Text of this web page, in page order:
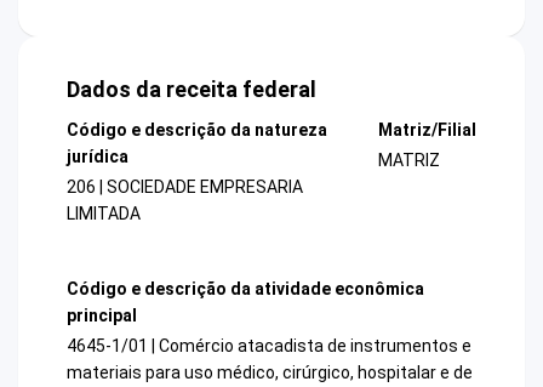
Dados da receita federal
Código e descrição da natureza
jurídica
206 | SOCIEDADE EMPRESARIA
LIMITADA
Matriz/Filial
MATRIZ
Código e descrição da atividade econômica
principal
4645-1/01 | Comércio atacadista de instrumentos e
materiais para uso médico, cirúrgico, hospitalar e de